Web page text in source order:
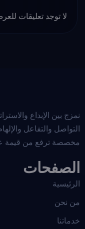
لا توجد تعليقات
نمزج بين الإبداع
التواصل والتفاعل
مخصصة ترفع من قيمة
الصفحات
الرئيسية
من نحن
خدماتنا